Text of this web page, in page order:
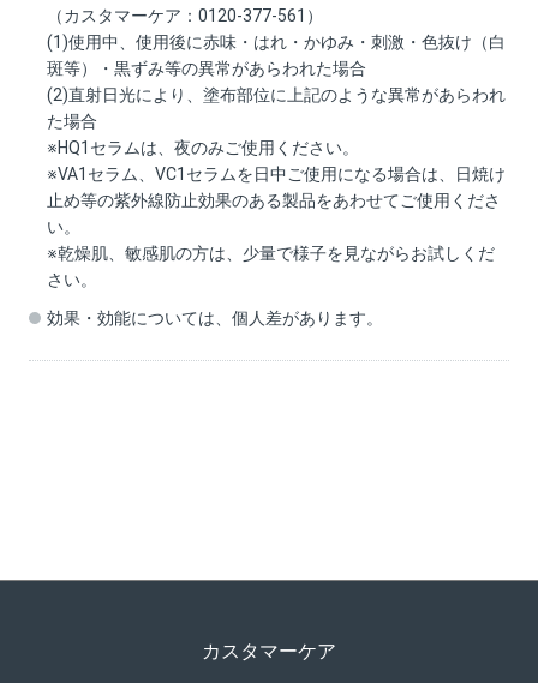
（カスタマーケア：0120-377-561）
(1)使用中、使用後に赤味・はれ・かゆみ・刺激・色抜け（白
斑等）・黒ずみ等の異常があらわれた場合
(2)直射日光により、塗布部位に上記のような異常があらわれ
た場合
※HQ1セラムは、夜のみご使用ください。
※VA1セラム、VC1セラムを日中ご使用になる場合は、日焼け
止め等の紫外線防止効果のある製品をあわせてご使用くださ
い。
※乾燥肌、敏感肌の方は、少量で様子を見ながらお試しくだ
さい。
効果・効能については、個人差があります。
カスタマーケア